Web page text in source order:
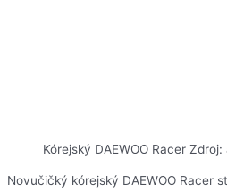
Kórejský DAEWOO Racer
Novučičký kórejský DAEWOO Racer